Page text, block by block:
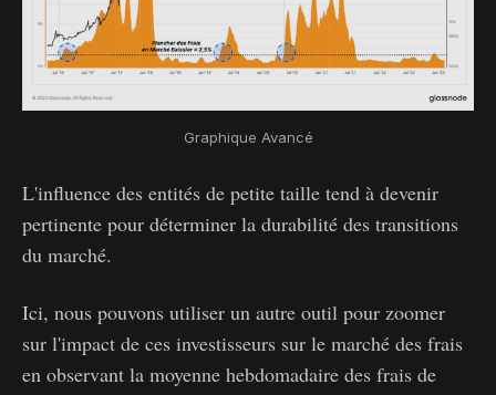
Graphique Avancé
L'influence des entités de petite taille tend à devenir
pertinente pour déterminer la durabilité des transitions
du marché.
Ici, nous pouvons utiliser un autre outil pour zoomer
sur l'impact de ces investisseurs sur le marché des frais
en observant la moyenne hebdomadaire des frais de